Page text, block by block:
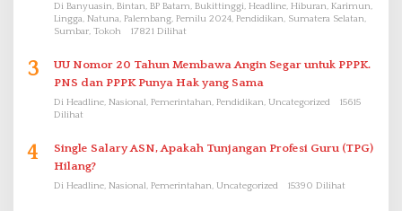
Di Banyuasin, Bintan, BP Batam, Bukittinggi, Headline, Hiburan, Karimun,
Lingga, Natuna, Palembang, Pemilu 2024, Pendidikan, Sumatera Selatan,
Sumbar, Tokoh
17821 Dilihat
3
UU Nomor 20 Tahun Membawa Angin Segar untuk PPPK.
PNS dan PPPK Punya Hak yang Sama
Di Headline, Nasional, Pemerintahan, Pendidikan, Uncategorized
15615
Dilihat
4
Single Salary ASN, Apakah Tunjangan Profesi Guru (TPG)
Hilang?
Di Headline, Nasional, Pemerintahan, Uncategorized 15390 Dilihat